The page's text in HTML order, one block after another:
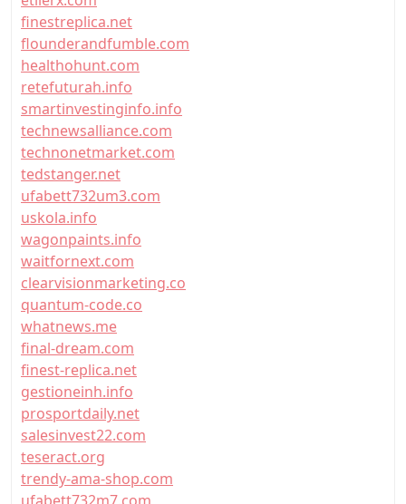
finestreplica.net
flounderandfumble.com
healthohunt.com
retefuturah.info
smartinvestinginfo.info
technewsalliance.com
technonetmarket.com
tedstanger.net
ufabett732um3.com
uskola.info
wagonpaints.info
waitfornext.com
clearvisionmarketing.co
quantum-code.co
whatnews.me
final-dream.com
finest-replica.net
gestioneinh.info
prosportdaily.net
salesinvest22.com
teseract.org
trendy-ama-shop.com